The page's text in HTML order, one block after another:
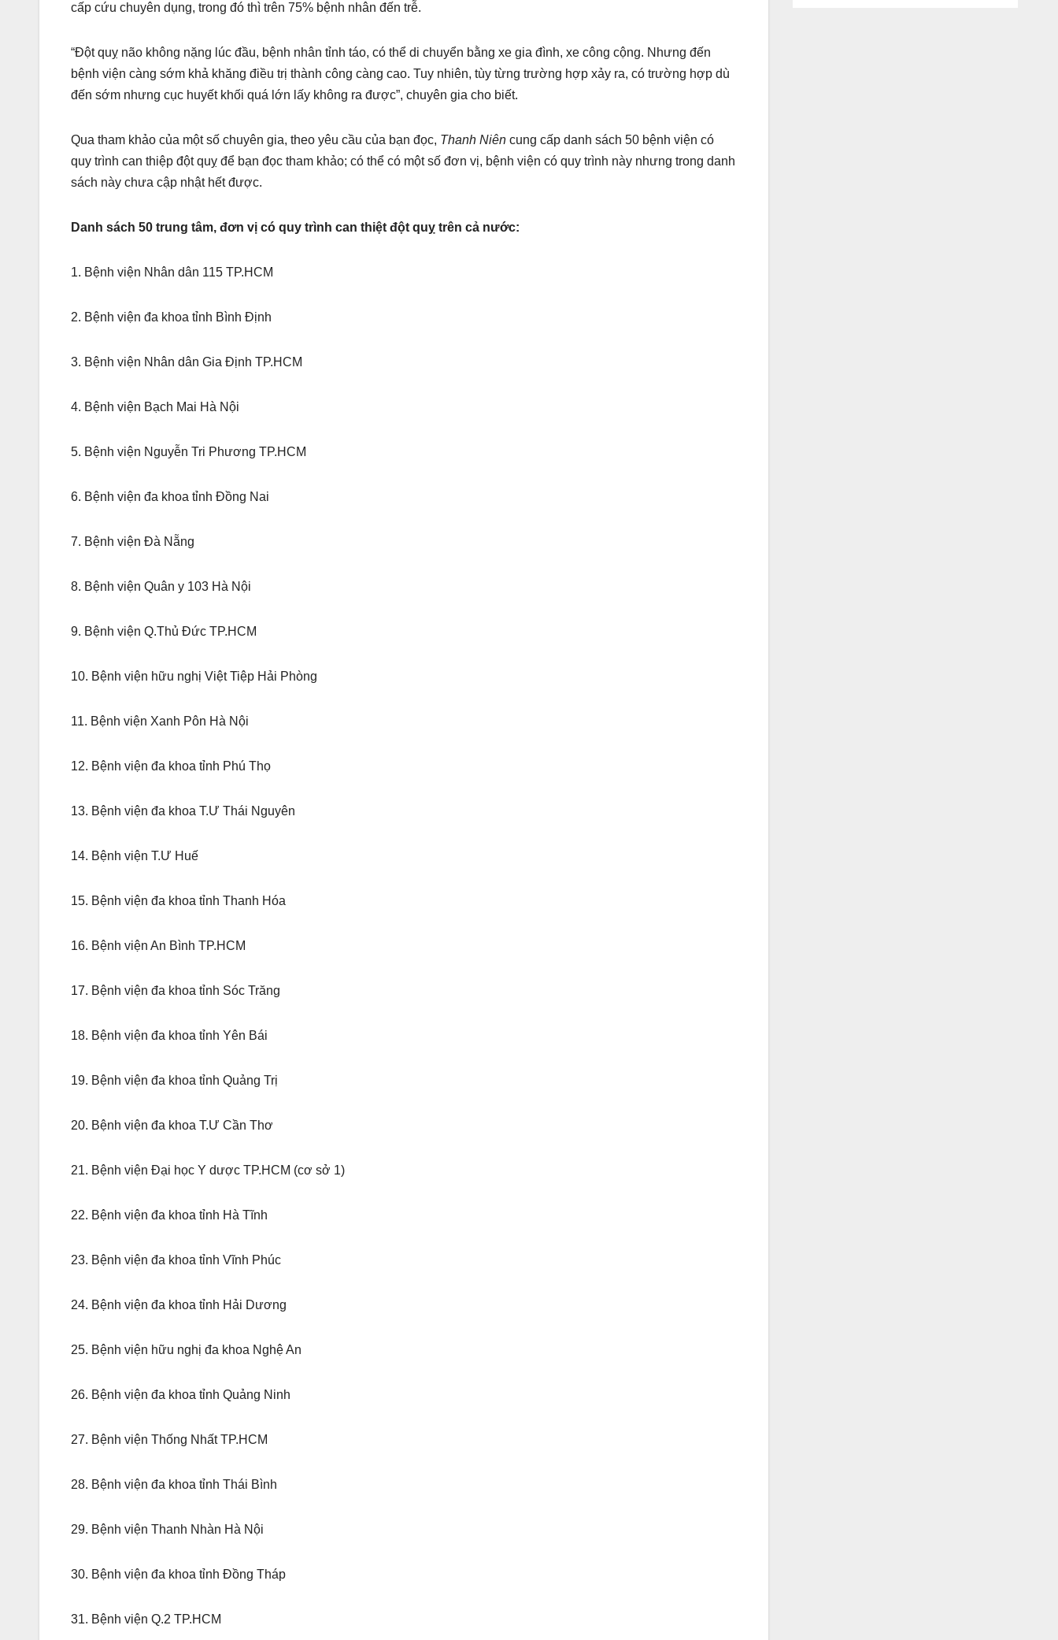
cấp cứu chuyên dụng, trong đó thì trên 75% bệnh nhân đến trễ.
“Đột quỵ não không nặng lúc đầu, bệnh nhân tỉnh táo, có thể di chuyển bằng xe gia đình, xe công cộng. Nhưng đến
bệnh viện càng sớm khả khăng điều trị thành công càng cao. Tuy nhiên, tùy từng trường hợp xảy ra, có trường hợp dù
đến sớm nhưng cục huyết khối quá lớn lấy không ra được”, chuyên gia cho biết.
Qua tham khảo của một số chuyên gia, theo yêu cầu của bạn đọc, Thanh Niên cung cấp danh sách 50 bệnh viện có
quy trình can thiệp đột quỵ để bạn đọc tham khảo; có thể có một số đơn vị, bệnh viện có quy trình này nhưng trong danh
sách này chưa cập nhật hết được.
Danh sách 50 trung tâm, đơn vị có quy trình can thiệt đột quỵ trên cả nước:
1. Bệnh viện Nhân dân 115 TP.HCM
2. Bệnh viện đa khoa tỉnh Bình Định
3. Bệnh viện Nhân dân Gia Định TP.HCM
4. Bệnh viện Bạch Mai Hà Nội
5. Bệnh viện Nguyễn Tri Phương TP.HCM
6. Bệnh viện đa khoa tỉnh Đồng Nai
7. Bệnh viện Đà Nẵng
8. Bệnh viện Quân y 103 Hà Nội
9. Bệnh viện Q.Thủ Đức TP.HCM
10. Bệnh viện hữu nghị Việt Tiệp Hải Phòng
11. Bệnh viện Xanh Pôn Hà Nội
12. Bệnh viện đa khoa tỉnh Phú Thọ
13. Bệnh viện đa khoa T.Ư Thái Nguyên
14. Bệnh viện T.Ư Huế
15. Bệnh viện đa khoa tỉnh Thanh Hóa
16. Bệnh viện An Bình TP.HCM
17. Bệnh viện đa khoa tỉnh Sóc Trăng
18. Bệnh viện đa khoa tỉnh Yên Bái
19. Bệnh viện đa khoa tỉnh Quảng Trị
20. Bệnh viện đa khoa T.Ư Cần Thơ
21. Bệnh viện Đại học Y dược TP.HCM (cơ sở 1)
22. Bệnh viện đa khoa tỉnh Hà Tĩnh
23. Bệnh viện đa khoa tỉnh Vĩnh Phúc
24. Bệnh viện đa khoa tỉnh Hải Dương
25. Bệnh viện hữu nghị đa khoa Nghệ An
26. Bệnh viện đa khoa tỉnh Quảng Ninh
27. Bệnh viện Thống Nhất TP.HCM
28. Bệnh viện đa khoa tỉnh Thái Bình
29. Bệnh viện Thanh Nhàn Hà Nội
30. Bệnh viện đa khoa tỉnh Đồng Tháp
31. Bệnh viện Q.2 TP.HCM